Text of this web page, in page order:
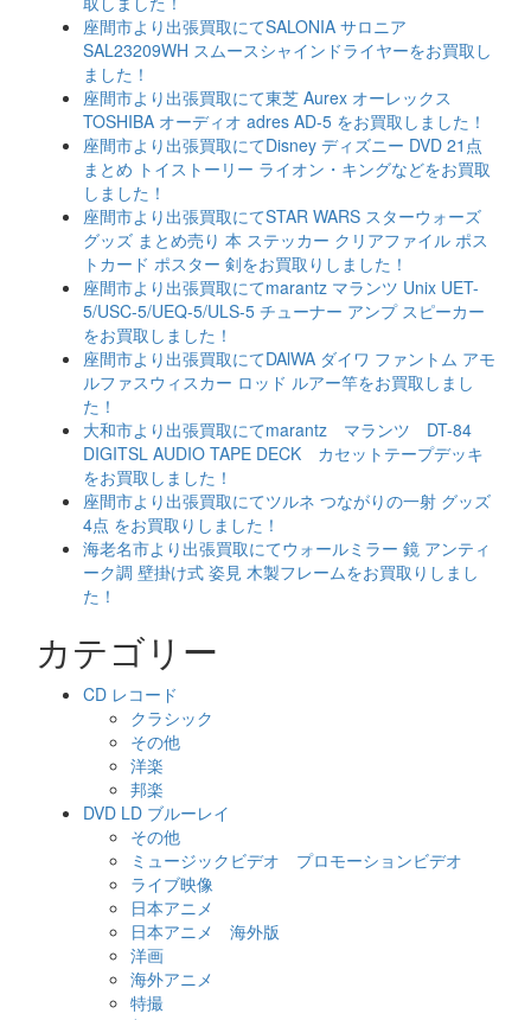
座間市より出張買取にてSALONIA サロニア
SAL23209WH スムースシャインドライヤーをお買取し
ました！
座間市より出張買取にて東芝 Aurex オーレックス
TOSHIBA オーディオ adres AD-5 をお買取しました！
座間市より出張買取にてDisney ディズニー DVD 21点
まとめ トイストーリー ライオン・キングなどをお買取
しました！
座間市より出張買取にてSTAR WARS スターウォーズ
グッズ まとめ売り 本 ステッカー クリアファイル ポス
トカード ポスター 剣をお買取りしました！
座間市より出張買取にてmarantz マランツ Unix UET-
5/USC-5/UEQ-5/ULS-5 チューナー アンプ スピーカー
をお買取しました！
座間市より出張買取にてDAlWA ダイワ ファントム アモ
ルファスウィスカー ロッド ルアー竿をお買取しまし
た！
大和市より出張買取にてmarantz マランツ DT-84
DIGITSL AUDIO TAPE DECK カセットテープデッキ
をお買取しました！
座間市より出張買取にてツルネ つながりの一射 グッズ
4点 をお買取りしました！
海老名市より出張買取にてウォールミラー 鏡 アンティ
ーク調 壁掛け式 姿見 木製フレームをお買取りしまし
た！
カテゴリー
CD レコード
クラシック
その他
洋楽
邦楽
DVD LD ブルーレイ
その他
ミュージックビデオ プロモーションビデオ
ライブ映像
日本アニメ
日本アニメ 海外版
洋画
海外アニメ
特撮